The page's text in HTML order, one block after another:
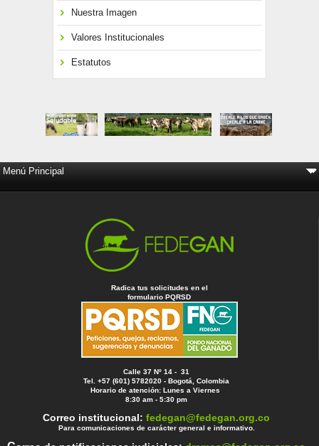
Nuestra Imagen
Valores Institucionales
Estatutos
Radica tus solicitudes en el
formulario PQRSD
Calle 37 Nº 14 - 31
Tel. +57 (601) 5782020 - Bogotá, Colombia
Horario de atención: Lunes a Viernes
8:30 am - 5:30 pm
Correo institucional:fedegan@fedegan.org.co
Para comunicaciones de carácter general e informativo.